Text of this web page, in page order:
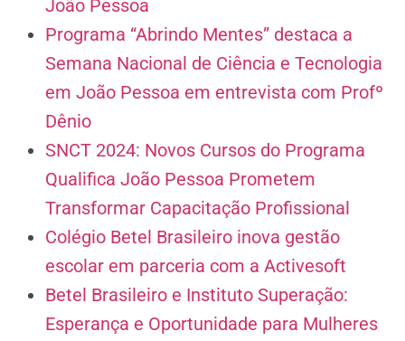
João Pessoa
Programa “Abrindo Mentes” destaca a
Semana Nacional de Ciência e Tecnologia
em João Pessoa em entrevista com Profº
Dênio
SNCT 2024: Novos Cursos do Programa
Qualifica João Pessoa Prometem
Transformar Capacitação Profissional
Colégio Betel Brasileiro inova gestão
escolar em parceria com a Activesoft
Betel Brasileiro e Instituto Superação:
Esperança e Oportunidade para Mulheres